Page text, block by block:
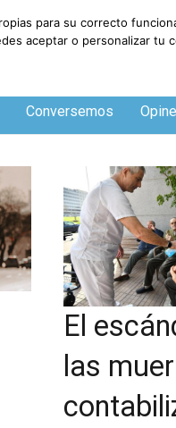
Conversemos
El
las
para su correcto
aceptar o personalizar tu